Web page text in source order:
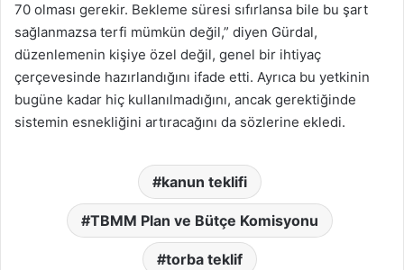
70 olması gerekir. Bekleme süresi sıfırlansa bile bu şart
sağlanmazsa terfi mümkün değil,” diyen Gürdal,
düzenlemenin kişiye özel değil, genel bir ihtiyaç
çerçevesinde hazırlandığını ifade etti. Ayrıca bu yetkinin
bugüne kadar hiç kullanılmadığını, ancak gerektiğinde
sistemin esnekliğini artıracağını da sözlerine ekledi.
kanun teklifi
TBMM Plan ve Bütçe Komisyonu
torba teklif